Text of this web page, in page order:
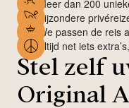
Meer dan 200
Bijzondere
We passen de
Altijd net iets
Stel zelf
Original